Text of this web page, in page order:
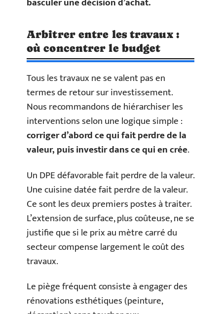
Arbitrer entre les travaux :
où concentrer le budget
Tous les travaux ne se valent pas en
termes de retour sur investissement.
Nous recommandons de hiérarchiser les
interventions selon une logique simple :
corriger d’abord ce qui fait perdre de la
valeur, puis investir dans ce qui en crée.
Un DPE défavorable fait perdre de la valeur.
Une cuisine datée fait perdre de la valeur.
Ce sont les deux premiers postes à traiter.
L’extension de surface, plus coûteuse, ne se
justifie que si le prix au mètre carré du
secteur compense largement le coût des
travaux.
Le piège fréquent consiste à engager des
rénovations esthétiques (peinture,